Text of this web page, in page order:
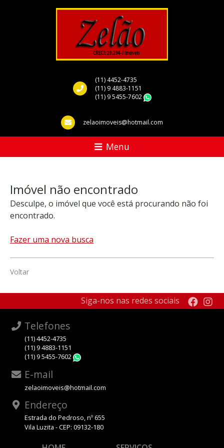
(11) 4452-4735
(11) 9 4883-1151
(11) 9 5455-7602
zelaoimoveis@hotmail.com
Menu
Imóvel não encontrado
Desculpe, o imóvel que você está procurando não foi
encontrado.
Fazer uma nova busca
Voltar
Siga-nos nas redes sociais
Telefones
(11) 4452-4735
(11) 9 4883-1151
(11) 9 5455-7602
E-mail
zelaoimoveis@hotmail.com
Endereço
Estrada do Pedroso, nº 655
Vila Luzita - CEP: 09132-180